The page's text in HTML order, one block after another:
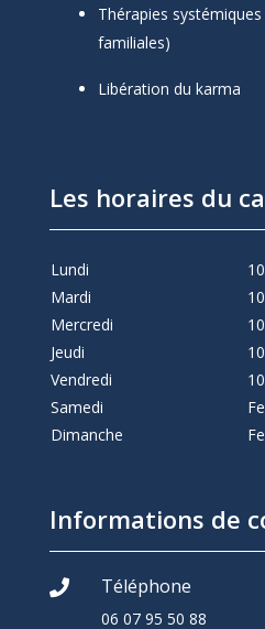
Thérapies
familiales)
Libération du karma
Les horaires du
Lundi
Mardi
Mercredi
Jeudi
Vendredi
Samedi
Dimanche
Informations de
 Téléphone
06 07 95 50 88